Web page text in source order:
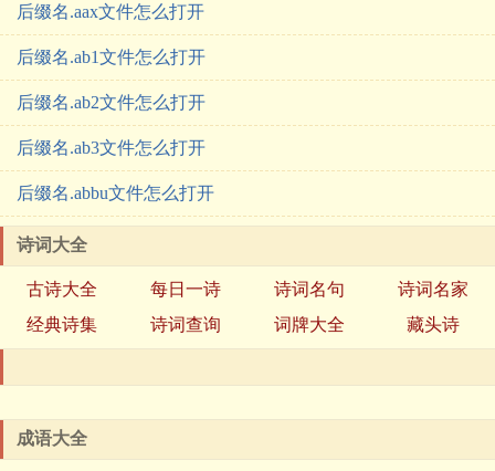
后缀名.aax文件怎么打开
后缀名.ab1文件怎么打开
后缀名.ab2文件怎么打开
后缀名.ab3文件怎么打开
后缀名.abbu文件怎么打开
诗词大全
古诗大全 每日一诗 诗词名句
诗词名家
经典诗集
诗词查询 词牌大全 藏头诗
成语大全